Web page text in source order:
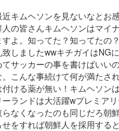
近キムヘソンを見ないなとお
人の皆さんキムヘソンはマイ
すよ。知ってた？知ってたの
致しましたwwキチガイはNG
てサッカーの事を書けばいい
。こんな事続けて何が満たさ
付ける薬が無い！キムヘソン
ーランドは大活躍wプレミア
らなくなったのも同じだろ朝
せをすれば朝鮮人を採用する